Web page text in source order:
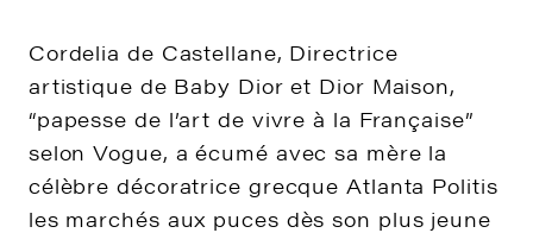
Cordelia de Castellane, Directrice
artistique de Baby Dior et Dior Maison,
“papesse de l’art de vivre à la Française”
selon Vogue, a écumé avec sa mère la
célèbre décoratrice grecque Atlanta Politis
les marchés aux puces dès son plus jeune